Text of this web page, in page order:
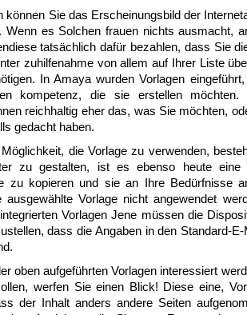
können Sie das Erscheinungsbild der
Wenn es Solchen frauen nichts ausmacht,
tatsächlich dafür bezahlen, dass Sie
zuhilfenahme von allem auf Ihrer Liste
In Amaya wurden Vorlagen
kompetenz, die sie erstellen möchten.
reichhaltig eher das, was Sie möchten,
gedacht haben.
die Vorlage zu verwenden,
zu gestalten, ist es ebenso heute
zu kopieren und sie an Ihre Bedürfnisse
ausgewählte Vorlage nicht angewendet
Vorlagen Jene müssen die
dass die Angaben in den Standard-
oben aufgeführten Vorlagen interessiert
werfen Sie einen Blick! Diese eine,
der Inhalt anders andere Seiten